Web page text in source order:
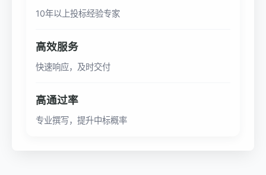
10年以上投标经验专家
高效服务
快速响应，及时交付
高通过率
专业撰写，提升中标概率